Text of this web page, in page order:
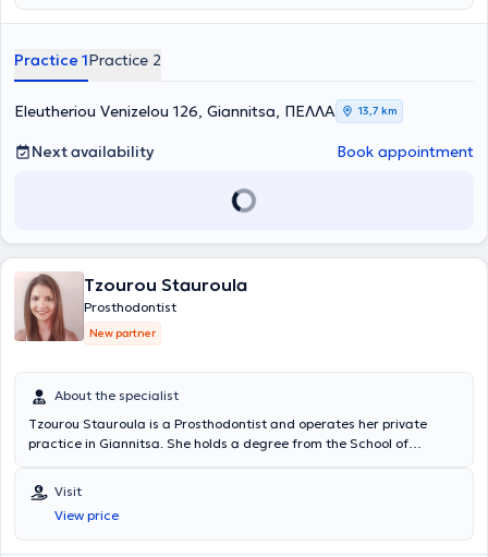
spectrum of her field, with particular emphasis on cases involving
Whitening, Porcelain Veneers, complete and partial dentures, and
multidisciplinary collaboration.
Practice 1Practice 2
Eleutheriou Venizelou 126, Giannitsa, ΠΕΛΛΑ 13,7 km
Next availability Book appointment
Tzourou Stauroula
Prosthodontist
New partner
About the specialist
Tzourou Stauroula is a Prosthodontist and operates her private
practice in Giannitsa. She holds a degree from the School of
Degree from the same university. She is a member of the Dental
Association of Pella as well as the Stomatological Society of
Northern Greece. Her practice manages a wide range of cases
within her field of expertise, with a particular emphasis on cases
Visit
View price